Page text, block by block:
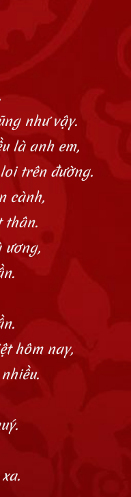
như vậy.
là anh em,
trên đường.
cành,
thân.
ương,
hôm nay,